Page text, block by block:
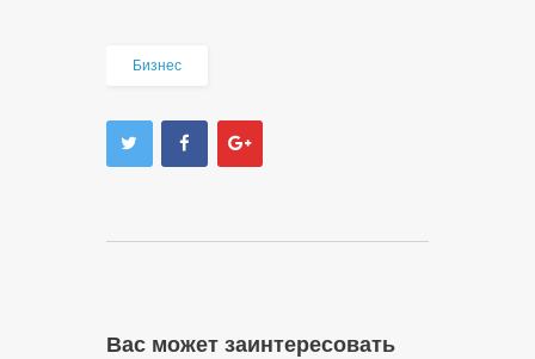
Бизнес
Вас может заинтересовать